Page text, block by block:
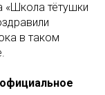
«Школа тётушки
в таком